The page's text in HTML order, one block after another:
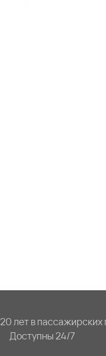
20 лет в пассажирских
Доступны 24/7